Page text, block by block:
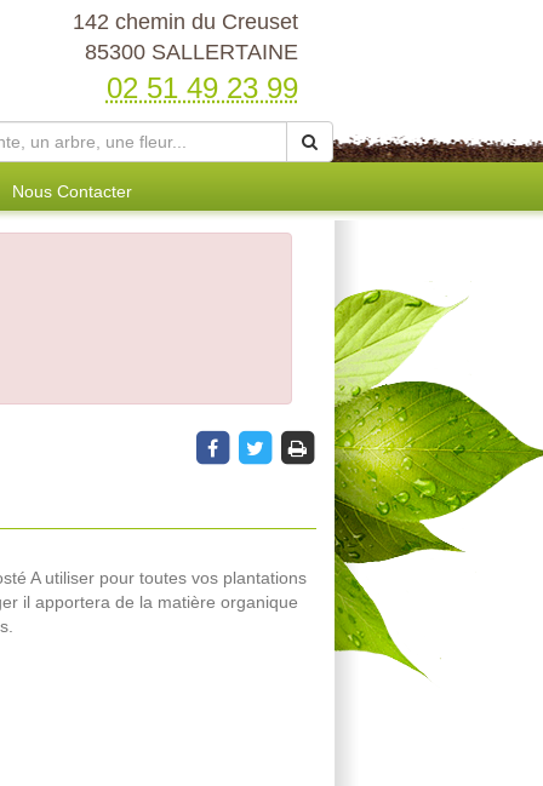
142 chemin du Creuset
85300 SALLERTAINE
02 51 49 23 99
Nous Contacter
A utiliser pour toutes vos plantations
il apportera de la matière organique